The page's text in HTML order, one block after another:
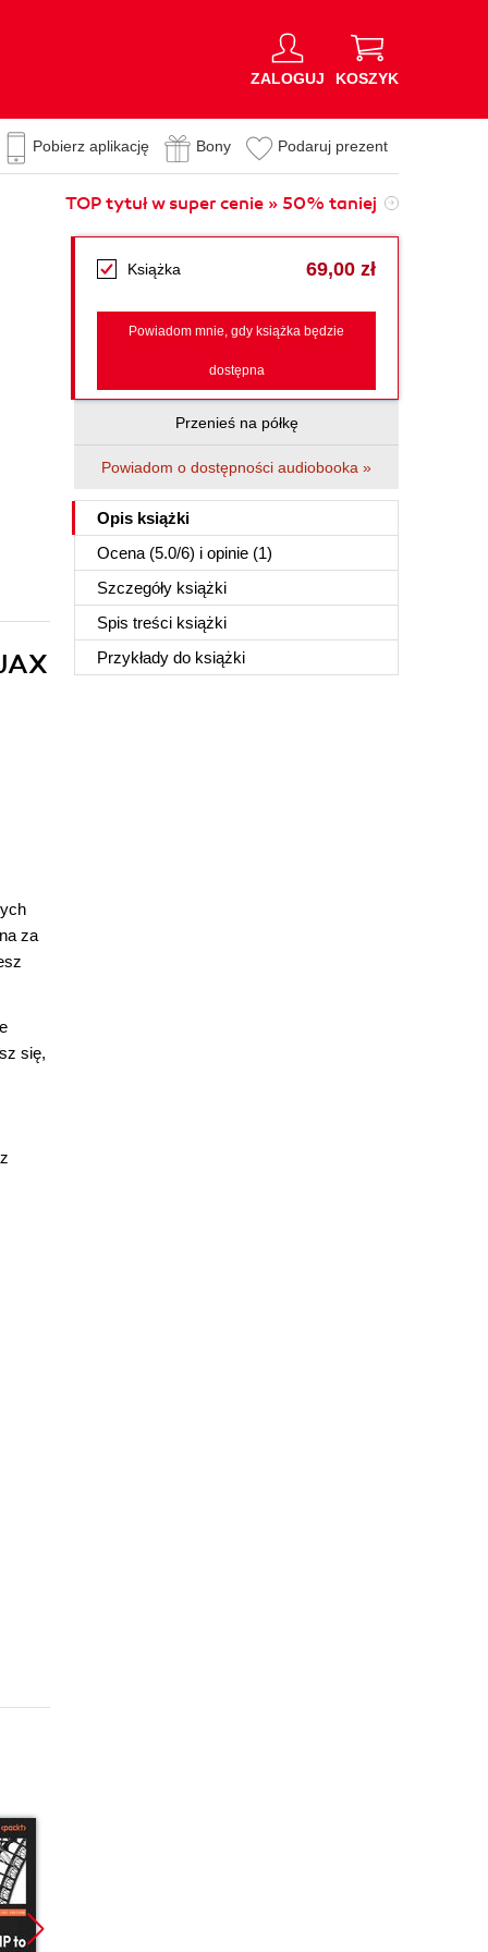
ZALOGUJ KOSZYK
Pobierz aplikację Bony Podaruj prezent
TOP tytuł w super cenie » 50% taniej
Książka 69,00 zł
Powiadom mnie, gdy książka będzie
dostępna
Przenieś na półkę
Powiadom o dostępności audiobooka »
Opis książki
Ocena (5.0/6) i opinie (1)
Szczegóły książki
Spis treści książki
Przykłady do książki
za
się,